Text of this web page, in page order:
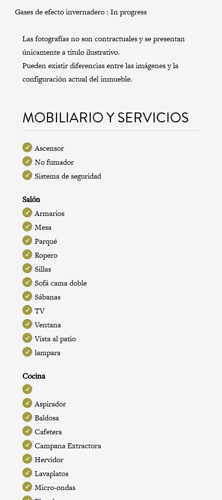
Gases de efecto invernadero : In progress
Las fotografías no son contractuales y se presentan
únicamente a título ilustrativo.
Pueden existir diferencias entre las imágenes y la
configuración actual del inmueble.
MOBILIARIO Y SERVICIOS
Ascensor
No fumador
Sistema de seguridad
Salón
Armarios
Mesa
Parqué
Ropero
Sillas
Sofá cama doble
Sábanas
TV
Ventana
Vista al patio
lampara
Cocina
Aspirador
Baldosa
Cafetera
Campana Extractora
Hervidor
Lavaplatos
Micro-ondas